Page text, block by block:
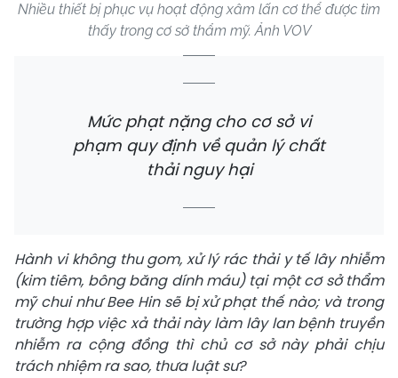
Nhiều thiết bị phục vụ hoạt động xâm lấn cơ thể được tìm
thấy trong cơ sở thẩm mỹ. Ảnh VOV
Mức phạt nặng cho cơ sở vi
phạm quy định về quản lý chất
thải nguy hại
Hành vi không thu gom, xử lý rác thải y tế lây nhiễm
(kim tiêm, bông băng dính máu) tại một cơ sở thẩm
mỹ chui như Bee Hin sẽ bị xử phạt thế nào; và trong
trường hợp việc xả thải này làm lây lan bệnh truyền
nhiễm ra cộng đồng thì chủ cơ sở này phải chịu
trách nhiệm ra sao, thưa luật sư?